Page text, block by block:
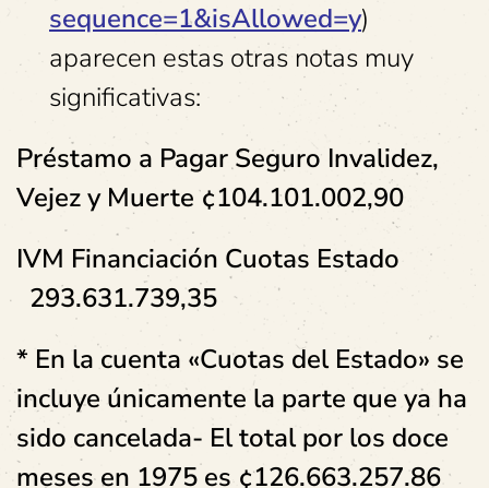
sequence=1&isAllowed=y)
aparecen estas otras notas muy
significativas:
Préstamo a Pagar Seguro Invalidez,
Vejez y Muerte ¢104.101.002,90
IVM Financiación Cuotas Estado
293.631.739,35
* En la cuenta «Cuotas del Estado» se
incluye únicamente la parte que ya ha
sido cancelada- El total por los doce
meses en 1975 es ¢126.663.257.86